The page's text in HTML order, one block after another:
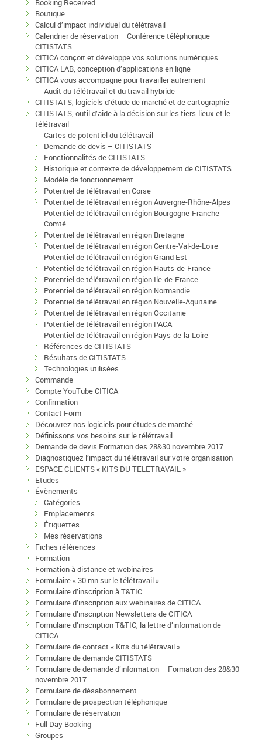
Booking Received
Boutique
Calcul d’impact individuel du télétravail
Calendrier de réservation – Conférence téléphonique
CITISTATS
CITICA conçoit et développe vos solutions numériques.
CITICA LAB, conception d’applications en ligne
CITICA vous accompagne pour travailler autrement
Audit du télétravail et du travail hybride
CITISTATS, logiciels d’étude de marché et de cartographie
CITISTATS, outil d’aide à la décision sur les tiers-lieux et le
télétravail
Cartes de potentiel du télétravail
Demande de devis – CITISTATS
Fonctionnalités de CITISTATS
Historique et contexte de développement de CITISTATS
Modèle de fonctionnement
Potentiel de télétravail en Corse
Potentiel de télétravail en région Auvergne-Rhône-Alpes
Potentiel de télétravail en région Bourgogne-Franche-
Comté
Potentiel de télétravail en région Bretagne
Potentiel de télétravail en région Centre-Val-de-Loire
Potentiel de télétravail en région Grand Est
Potentiel de télétravail en région Hauts-de-France
Potentiel de télétravail en région Ile-de-France
Potentiel de télétravail en région Normandie
Potentiel de télétravail en région Nouvelle-Aquitaine
Potentiel de télétravail en région Occitanie
Potentiel de télétravail en région PACA
Potentiel de télétravail en région Pays-de-la-Loire
Références de CITISTATS
Résultats de CITISTATS
Technologies utilisées
Commande
Compte YouTube CITICA
Confirmation
Contact Form
Découvrez nos logiciels pour études de marché
Définissons vos besoins sur le télétravail
Demande de devis Formation des 28&30 novembre 2017
Diagnostiquez l’impact du télétravail sur votre organisation
ESPACE CLIENTS « KITS DU TELETRAVAIL »
Etudes
Évènements
Catégories
Emplacements
Étiquettes
Mes réservations
Fiches références
Formation
Formation à distance et webinaires
Formulaire « 30 mn sur le télétravail »
Formulaire d’inscription à T&TIC
Formulaire d’inscription aux webinaires de CITICA
Formulaire d’inscription Newsletters de CITICA
Formulaire d’inscription T&TIC, la lettre d’information de
CITICA
Formulaire de contact « Kits du télétravail »
Formulaire de demande CITISTATS
Formulaire de demande d’information – Formation des 28&30
novembre 2017
Formulaire de désabonnement
Formulaire de prospection téléphonique
Formulaire de réservation
Full Day Booking
Groupes